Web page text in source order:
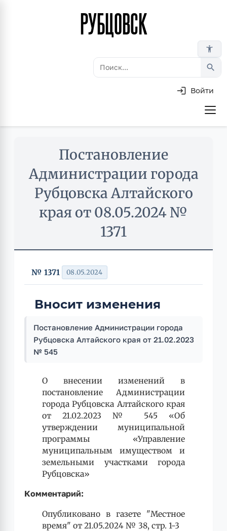
content
РУБЦОВСК
accessibility_new
search
Войти
Постановление
Администрации города
Рубцовска Алтайского
края от 08.05.2024 №
1371
№ 1371 08.05.2024
Вносит изменения
Постановление Администрации города
Рубцовска Алтайского края от 21.02.2023
№ 545
О внесении изменений в
постановление Администрации
города Рубцовска Алтайского края
от 21.02.2023 № 545 «Об
утверждении муниципальной
программы «Управление
муниципальным имуществом и
земельными участками города
Рубцовска»
Комментарий:
Опубликовано в газете "Местное
время" от 21.05.2024 № 38, стр. 1-3